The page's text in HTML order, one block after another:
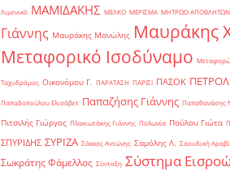
Λιμενικό ΜΑΜΙΔΑΚΗΣ ΜΕΛΚΟ ΜΕΡΙΣΜΑ ΜΗΤΡΩΟ ΑΠΟΒΛΗΤΩΝ
Γιάννης Μαυράκης Μανώλης Μαυράκης
Μεταφορικό Ισοδύναμο
Ταχυδρόμος Οικονόμου Γ. ΠΑΡΑΤΑΣΗ ΠΑΡΙΣΙ ΠΑΣΟΚ
Παπαδοπούλου Ελισάβετ Παπαζήσης Γιάννης Παπαθανάσης
Πιτσιλής Γιώργος Πλακιωτάκης Γιάννης Πολωνία Πούλου Γιώτα
ΣΠΥΡΙΔΗΣ ΣΥΡΙΖΑ Σάκκος Αντώνης Σαμόλης Λ. Σαουδική
Σωκράτης Φάμελλος Σύνταξη Σύστημα